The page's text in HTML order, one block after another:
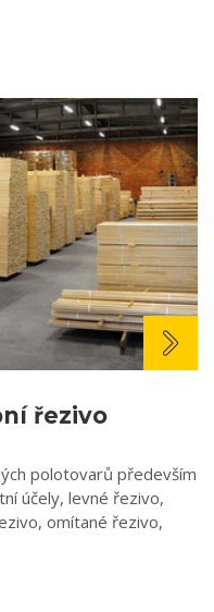
řezivo
polotovarů především
účely, levné řezivo,
omítané řezivo,